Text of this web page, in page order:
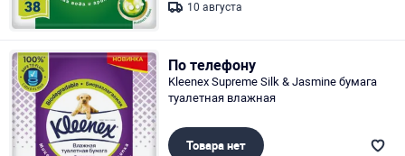
10 августа
По телефону
Kleenex Supreme Silk & Jasmine бумага
туалетная влажная
Товара нет